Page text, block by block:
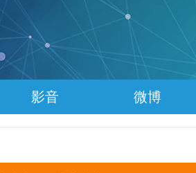
影音 微博